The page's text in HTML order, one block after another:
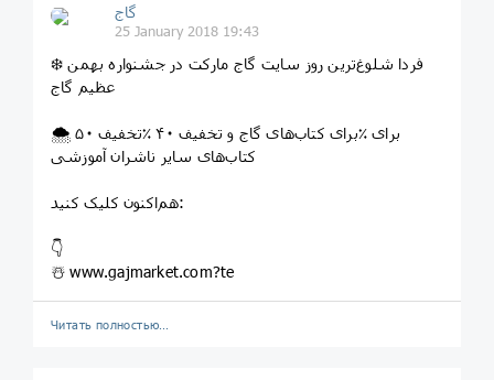
گاج
25 January 2018 19:43
❄️ فردا شلوغ‌ترین روز سایت گاج مارکت در جشنواره بهمن
عظیم گاج
🌨 تخفیف ۵۰‎٪ برای کتاب‌های گاج و تخفیف ۴۰‎٪ برای
کتاب‌های سایر ناشران آموزشی
هم‌اکنون کلیک کنید:
👇
☃️ www.gajmarket.com?te
Читать полностью…